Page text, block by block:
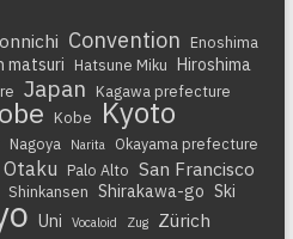
Convention Enoshima
matsuri Hatsune Miku Hiroshima
Japan
Kagawa prefecture
Kobe Kyoto
Nagoya Narita Okayama prefecture
Otaku Palo Alto San Francisco
Shinkansen Shirakawa-go Ski
Uni Vocaloid Zug Zürich